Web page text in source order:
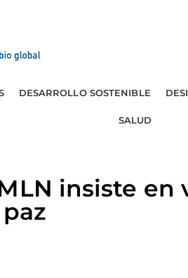
DESARROLLO SOSTENIBLE
SALUD
insiste